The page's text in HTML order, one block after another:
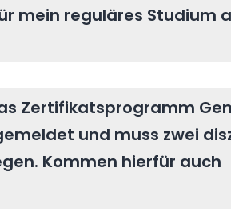
mein reguläres Studium
Zertifikatsprogramm
und muss zwei
Kommen hierfür auch